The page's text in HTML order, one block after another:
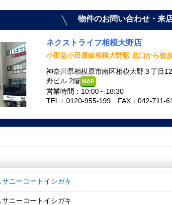
物件のお問い合わせ・来
ネクストライフ相模大野店
小田急小田原線相模大野駅 北口から徒
神奈川県相模原市南区相模大野３丁目
野ビル 2階 MAP
営業時間：10:00～18:30
TEL：0120-955-199 FAX：042-711-
サニーコートイシガキ
サニーコートイシガキ